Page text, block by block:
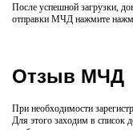
После успешной загрузки,
отправки МЧД нажмите
Отзыв МЧД
При необходимости
Для этого заходим в